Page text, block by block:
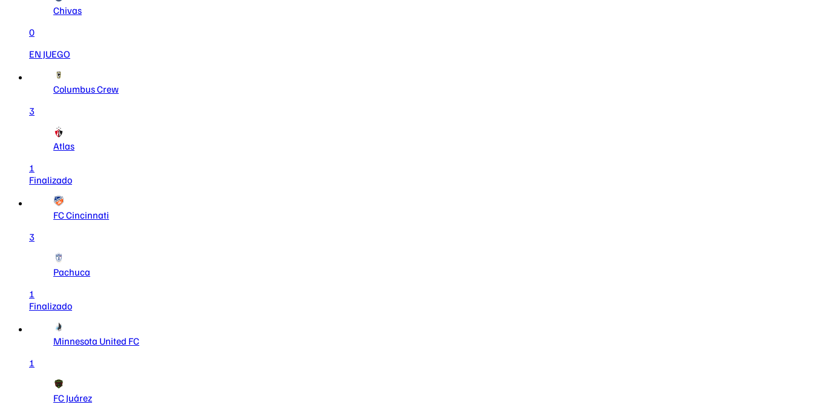
Chivas
0
EN JUEGO
Columbus Crew
3
Atlas
1
Finalizado
FC Cincinnati
3
Pachuca
1
Finalizado
Minnesota United FC
1
FC Juárez